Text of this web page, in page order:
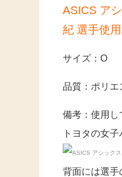
ASICS ア
紀 選手使
サイズ：O
品質：ポリエ
備考：使用し
トヨタの女
背面には選手